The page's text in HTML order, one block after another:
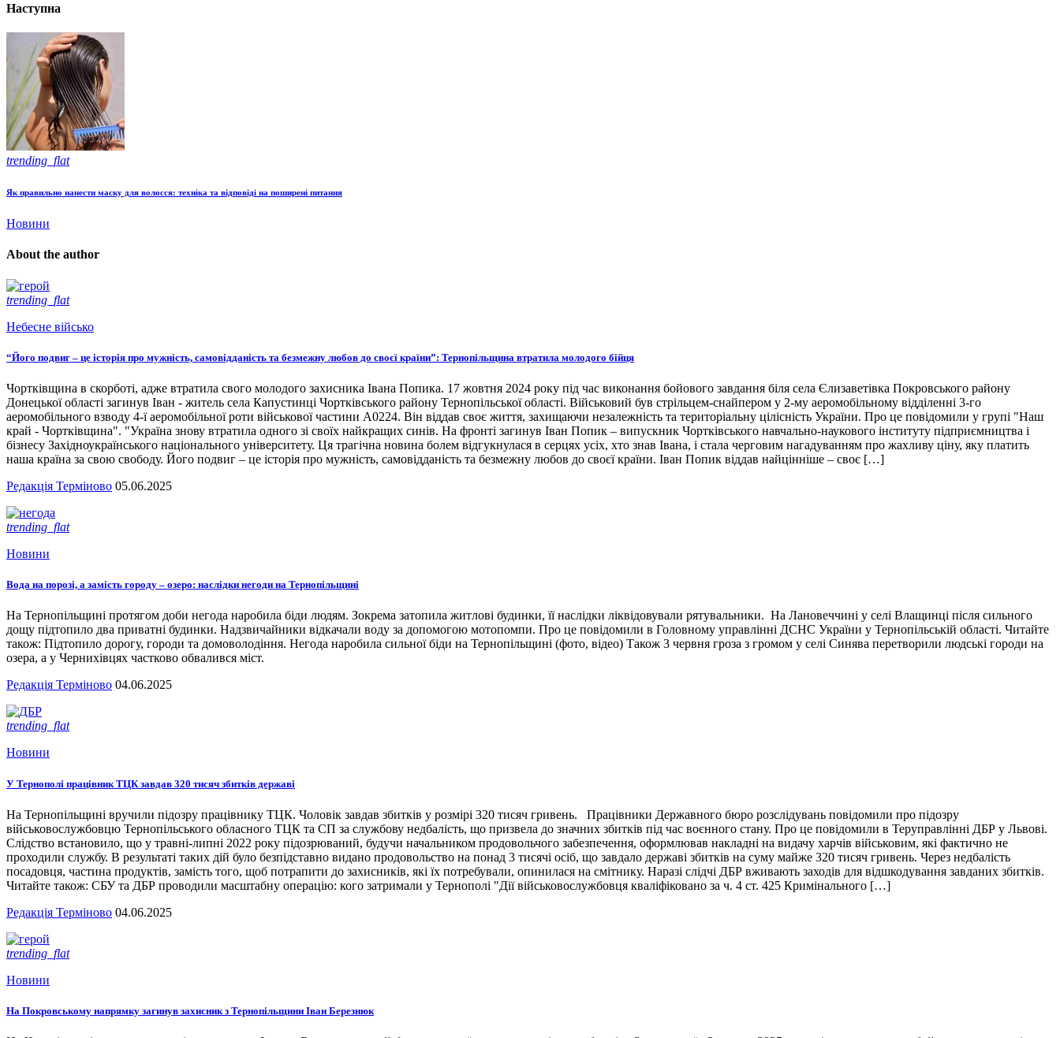
Наступна
trending_flat
Як правильно нанести маску для волосся: техніка та відповіді на поширені питання
Новини
About the author
trending_flat
Небесне військо
“Його подвиг – це історія про мужність, самовідданість та безмежну любов до своєї країни”: Тернопільщина втратила молодого бійця
Чортківщина в скорботі, адже втратила свого молодого захисника Івана Попика. 17 жовтня 2024 року під час виконання бойового завдання біля села Єлизаветівка Покровського району
Донецької області загинув Іван - житель села Капустинці Чортківського району Тернопільської області. Військовий був стрільцем-снайпером у 2-му аеромобільному відділенні 3-го
аеромобільного взводу 4-ї аеромобільної роти військової частини А0224. Він віддав своє життя, захищаючи незалежність та територіальну цілісність України. Про це повідомили у групі "Наш
край - Чортківщина". "Україна знову втратила одного зі своїх найкращих синів. На фронті загинув Іван Попик – випускник Чортківського навчально-наукового інституту підприємництва і
бізнесу Західноукраїнського національного університету. Ця трагічна новина болем відгукнулася в серцях усіх, хто знав Івана, і стала черговим нагадуванням про жахливу ціну, яку платить
наша країна за свою свободу. Його подвиг – це історія про мужність, самовідданість та безмежну любов до своєї країни. Іван Попик віддав найцінніше – своє […]
Редакція Терміново 05.06.2025
trending_flat
Новини
Вода на порозі, а замість городу – озеро: наслідки негоди на Тернопільщині
На Тернопільщині протягом доби негода наробила біди людям. Зокрема затопила житлові будинки, її наслідки ліквідовували рятувальники. На Лановеччині у селі Влащинці після сильного
дощу підтопило два приватні будинки. Надзвичайники відкачали воду за допомогою мотопомпи. Про це повідомили в Головному управлінні ДСНС України у Тернопільській області. Читайте
також: Підтопило дорогу, городи та домоволодіння. Негода наробила сильної біди на Тернопільщині (фото, відео) Також 3 червня гроза з громом у селі Синява перетворили людські городи на
озера, а у Чернихівцях частково обвалився міст.
Редакція Терміново 04.06.2025
trending_flat
Новини
У Тернополі працівник ТЦК завдав 320 тисяч збитків державі
На Тернопільщині вручили підозру працівнику ТЦК. Чоловік завдав збитків у розмірі 320 тисяч гривень. Працівники Державного бюро розслідувань повідомили про підозру
військовослужбовцю Тернопільського обласного ТЦК та СП за службову недбалість, що призвела до значних збитків під час воєнного стану. Про це повідомили в Теруправлінні ДБР у Львові.
Слідство встановило, що у травні-липні 2022 року підозрюваний, будучи начальником продовольчого забезпечення, оформлював накладні на видачу харчів військовим, які фактично не
проходили службу. В результаті таких дій було безпідставно видано продовольство на понад 3 тисячі осіб, що завдало державі збитків на суму майже 320 тисяч гривень. Через недбалість
посадовця, частина продуктів, замість того, щоб потрапити до захисників, які їх потребували, опинилася на смітнику. Наразі слідчі ДБР вживають заходів для відшкодування завданих збитків.
Читайте також: СБУ та ДБР проводили масштабну операцію: кого затримали у Тернополі "Дії військовослужбовця кваліфіковано за ч. 4 ст. 425 Кримінального […]
Редакція Терміново 04.06.2025
trending_flat
Новини
На Покровському напрямку загинув захисник з Тернопільщини Іван Березнюк